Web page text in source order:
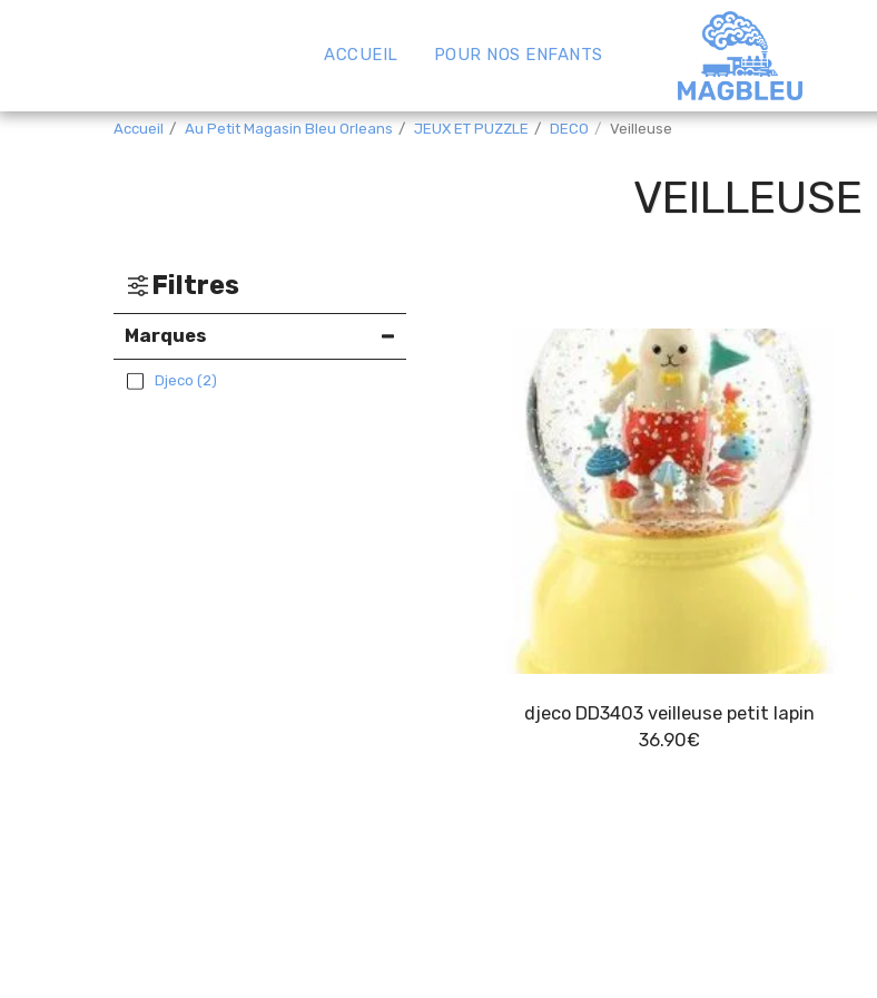
ACCUEIL POUR NOS ENFANTS
Accueil Au Petit Magasin Bleu Orleans JEUX ET PUZZLE DECO Veilleuse
VEILLEUSE
Filtres
Marques
Djeco (2)
djeco DD3403 veilleuse petit lapin
36.90€